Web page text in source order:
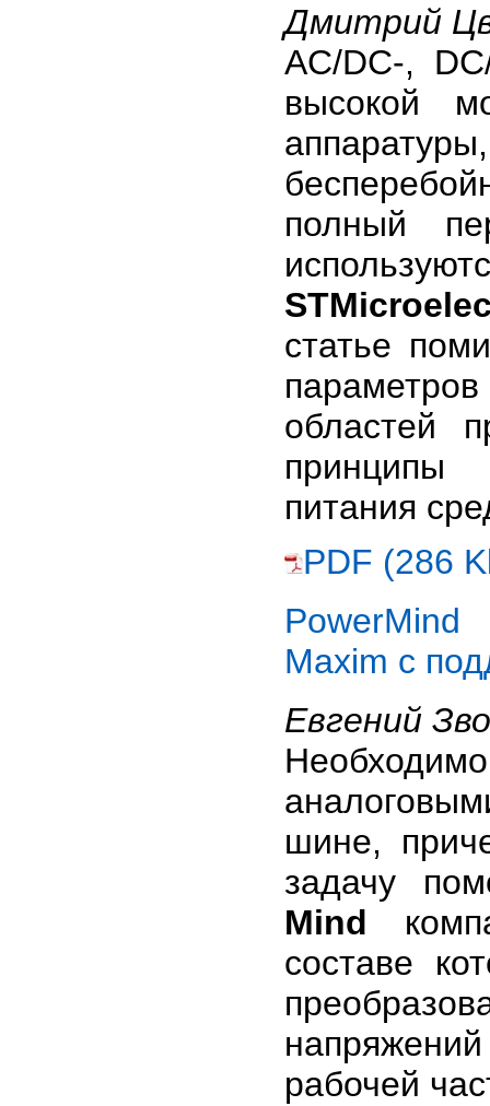
Дмитрий
AC/DC-,
высокой
полный
статье
областей
принципы
питания
PDF (286
Maxim с
Евгений
шине,
задачу
Mind
составе
рабочей